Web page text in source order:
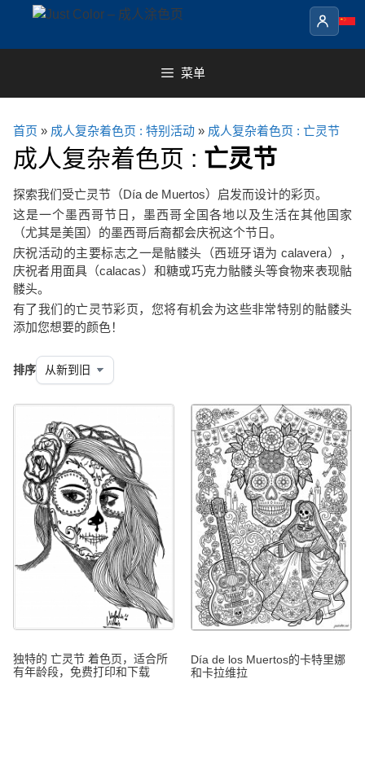
content
菜单
首页 » 成人复杂着色页 : 特别活动 » 成人复杂着色页 : 亡灵节
成人复杂着色页 : 亡灵节
探索我们受亡灵节（Día de Muertos）启发而设计的彩页。
这是一个墨西哥节日，墨西哥全国各地以及生活在其他国家
（尤其是美国）的墨西哥后裔都会庆祝这个节日。
庆祝活动的主要标志之一是骷髅头（西班牙语为 calavera），
庆祝者用面具（calacas）和糖或巧克力骷髅头等食物来表现骷
髅头。
有了我们的亡灵节彩页，您将有机会为这些非常特别的骷髅头
添加您想要的颜色！
排序
独特的 亡灵节 着色页，适合所
有年龄段，免费打印和下载
Día de los Muertos的卡特里娜
和卡拉维拉